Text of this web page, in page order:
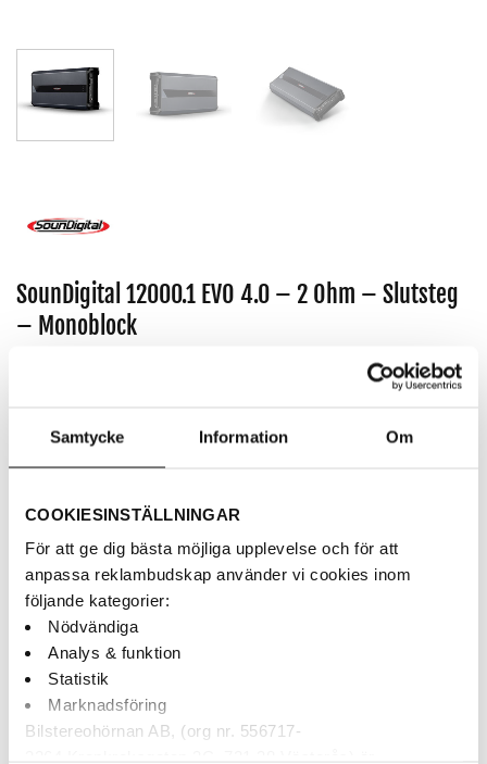
Samtycke Information Om
COOKIESINSTÄLLNINGAR
För att ge dig bästa möjliga upplevelse och för att
anpassa reklambudskap använder vi cookies inom
följande kategorier:
Nödvändiga
Analys & funktion
Statistik
Marknadsföring
Bilstereohörnan AB, (org nr. 556717-
SounDigital 12000.1 EVO 4.0 – 2 Ohm – Slutsteg
– Monoblock
12000Wrms 12.6 Volt – 2ohm
SNABBA LEVERANSER
Finns i webblagret
SounDigital 12000.1 EVO 4.0 - 2 Ohm - Slutsteg - Monoblock
LÄGG TILL I VARUKORG